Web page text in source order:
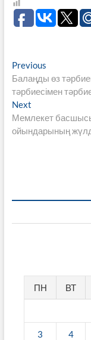
Навигация
по
записям
PreviousPrevious
post:
Балаңды өз
тәрбиесімен
NextNext
post:
Мемлекет
ойындарының
ПН ВТ
3 4